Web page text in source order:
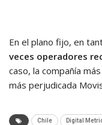
En el plano fijo, en
veces operadores
caso, la compañía
más perjudicada
Chile Digital